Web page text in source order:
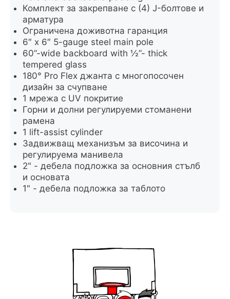
Комплект за закрепване с (4) J-болтове и
арматура
Ограничена доживотна гаранция
6″ x 6″ 5-gauge steel main pole
60”-wide backboard with ½”- thick
tempered glass
180° Pro Flex джанта с многопосочен
дизайн за счупване
1 мрежа с UV покритие
Горни и долни регулируеми стоманени
рамена
1 lift-assist cylinder
Задвижващ механизъм за височина и
регулируема манивела
2" - дебела подложка за основния стълб
и основата
1" - дебела подложка за таблото